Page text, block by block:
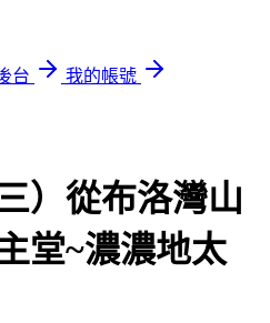
台
我的帳號
）從布洛灣山
堂~濃濃地太